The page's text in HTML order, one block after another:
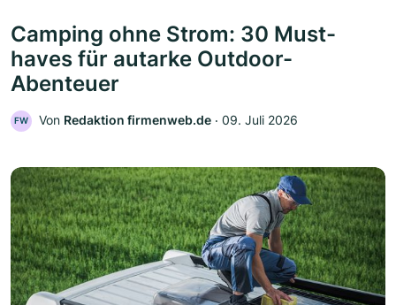
Camping ohne Strom: 30 Must-
haves für autarke Outdoor-
Abenteuer
FW Von Redaktion firmenweb.de ‧ 09. Juli 2026